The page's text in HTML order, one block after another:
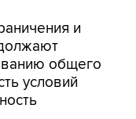
и
общего
условий